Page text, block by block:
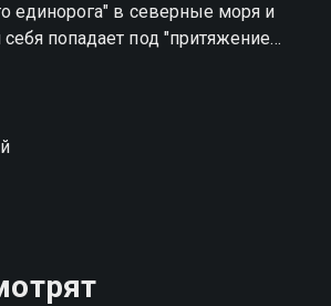
единорога" в северные моря и
попадает под "притяжение
он не может остановиться, пока не
множество опасных
на суше, во льдах, становится
глобального
- нового открытия Арктики.